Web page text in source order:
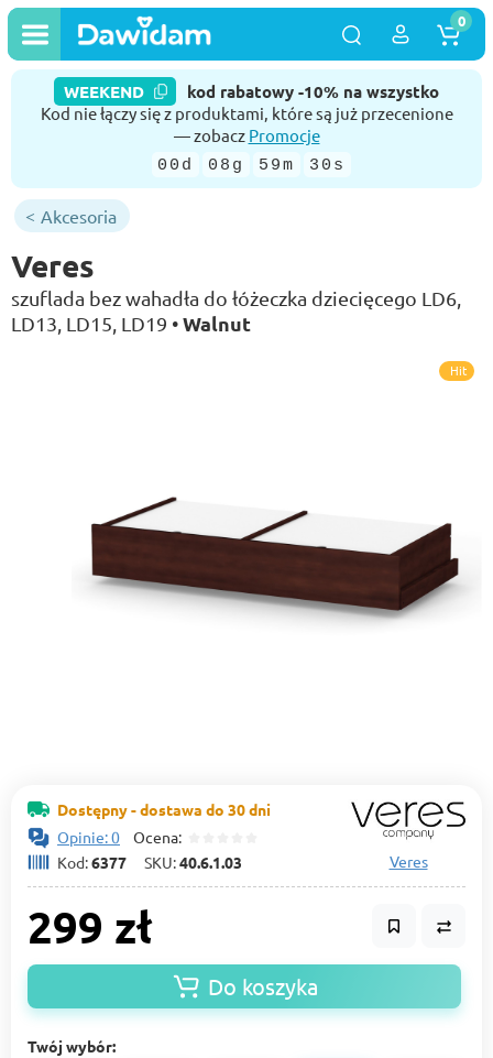
WEEKEND kod rabatowy -10% na wszystko
Kod nie łączy się z produktami, które są już przecenione
— zobacz Promocje
00d 08g 59m 29s
0
Akcesoria
Veres
szuflada bez wahadła do łóżeczka dziecięcego LD6,
LD13, LD15, LD19 •Walnut
Hit
Dostępny - dostawa do 30 dni
Opinie: 0 Ocena:
Kod:6377 SKU:40.6.1.03 Veres
299 zł
Do koszyka
Twój wybór: